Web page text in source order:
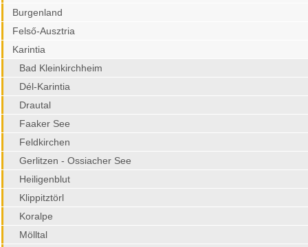
Burgenland
Felső-Ausztria
Karintia
Bad Kleinkirchheim
Dél-Karintia
Drautal
Faaker See
Feldkirchen
Gerlitzen - Ossiacher See
Heiligenblut
Klippitztörl
Koralpe
Mölltal